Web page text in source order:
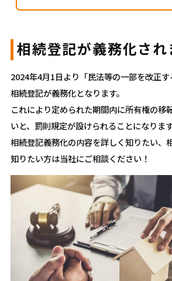
相続登記が義務化され
2024年4月1日より「民法等の一部を改正す
相続登記が義務化となります。
これにより定められた期間内に所有権の移
いと、罰則規定が設けられることになります
相続登記義務化の内容を詳しく知りたい、
知りたい方は当社にご相談ください！